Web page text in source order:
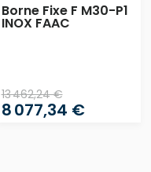
Borne Fixe F M30-P1
INOX FAAC
13 462,24 €
8 077,34 €